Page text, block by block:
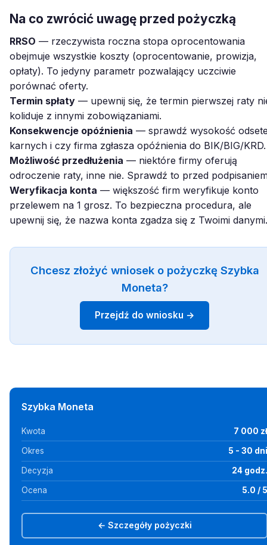
Na co zwrócić uwagę przed pożyczką
RRSO — rzeczywista roczna stopa oprocentowania
obejmuje wszystkie koszty (oprocentowanie, prowizja,
opłaty). To jedyny parametr pozwalający uczciwie
porównać oferty.
Termin spłaty — upewnij się, że termin pierwszej raty
koliduje z innymi zobowiązaniami.
Konsekwencje opóźnienia — sprawdź wysokość
karnych i czy firma zgłasza opóźnienia do BIK/BIG/KRD.
Możliwość przedłużenia — niektóre firmy oferują
odroczenie raty, inne nie. Sprawdź to przed
Weryfikacja konta — większość firm weryfikuje konto
przelewem na 1 grosz. To bezpieczna procedura, ale
upewnij się, że nazwa konta zgadza się z Twoimi danymi.
Chcesz złożyć wniosek o pożyczkę Szybka
Moneta?
Przejdź do wniosku →
Szybka Moneta
Kwota 7 000 zł
Okres 5 - 30 dni
Decyzja 24 godz.
Ocena 5.0 / 5
← Szczegóły pożyczki